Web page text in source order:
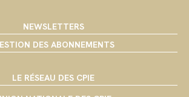
NEWSLETTERS
DES ABONNEMENTS
LE RÉSEAU DES CPIE